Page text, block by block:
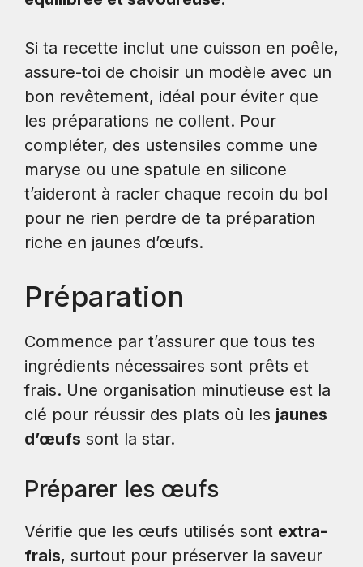
Si ta recette inclut une cuisson en poêle,
assure-toi de choisir un modèle avec un
bon revêtement, idéal pour éviter que
les préparations ne collent. Pour
compléter, des ustensiles comme une
maryse ou une spatule en silicone
t’aideront à racler chaque recoin du bol
pour ne rien perdre de ta préparation
riche en jaunes d’œufs.
Préparation
Commence par t’assurer que tous tes
ingrédients nécessaires sont prêts et
frais. Une organisation minutieuse est la
clé pour réussir des plats où les jaunes
d’œufs sont la star.
Préparer les œufs
Vérifie que les œufs utilisés sont extra-
frais, surtout pour préserver la saveur